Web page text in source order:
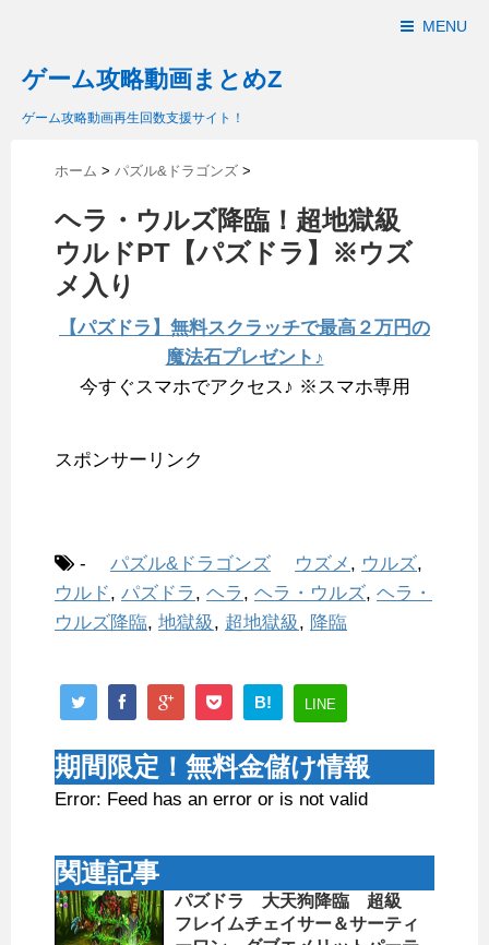
MENU
ゲーム攻略動画まとめZ
ゲーム攻略動画再生回数支援サイト！
ホーム > パズル&ドラゴンズ >
ヘラ・ウルズ降臨！超地獄級
ウルドPT【パズドラ】※ウズ
メ入り
【パズドラ】無料スクラッチで最高２万円の
魔法石プレゼント♪
今すぐスマホでアクセス♪ ※スマホ専用
スポンサーリンク
- パズル&ドラゴンズ ウズメ , ウルズ,
ウルド, パズドラ , ヘラ , ヘラ・ウルズ, ヘラ・
ウルズ降臨, 地獄級, 超地獄級, 降臨
B! LINE
期間限定！無料金儲け情報
Error: Feed has an error or is not valid
関連記事
パズドラ 大天狗降臨 超級
フレイムチェイサー＆サーティ